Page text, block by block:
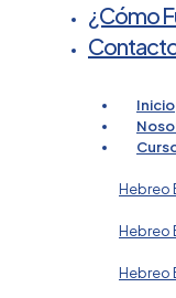
¿Cómo
Inicio
Hebreo
Hebreo
Hebreo